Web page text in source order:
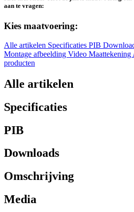
aan te vragen:
Kies maatvoering:
Alle artikelen Specificaties PIB
Montage afbeelding Video Maattekening
producten
Alle artikelen
Specificaties
PIB
Downloads
Omschrijving
Media